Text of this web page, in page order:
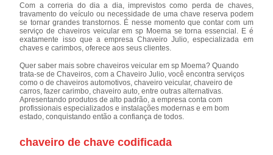
Com a correria do dia a dia, imprevistos como perda de chaves,
travamento do veículo ou necessidade de uma chave reserva podem
se tornar grandes transtornos. É nesse momento que contar com um
serviço de chaveiros veicular em sp Moema se torna essencial. E é
exatamente isso que a empresa Chaveiro Julio, especializada em
chaves e carimbos, oferece aos seus clientes.
Quer saber mais sobre chaveiros veicular em sp Moema? Quando
trata-se de Chaveiros, com a Chaveiro Julio, você encontra serviços
como o de chaveiros automotivos, chaveiro veicular, chaveiro de
carros, fazer carimbo, chaveiro auto, entre outras alternativas.
Apresentando produtos de alto padrão, a empresa conta com
profissionais especializados e instalações modernas e em bom
estado, conquistando então a confiança de todos.
chaveiro de chave codificada